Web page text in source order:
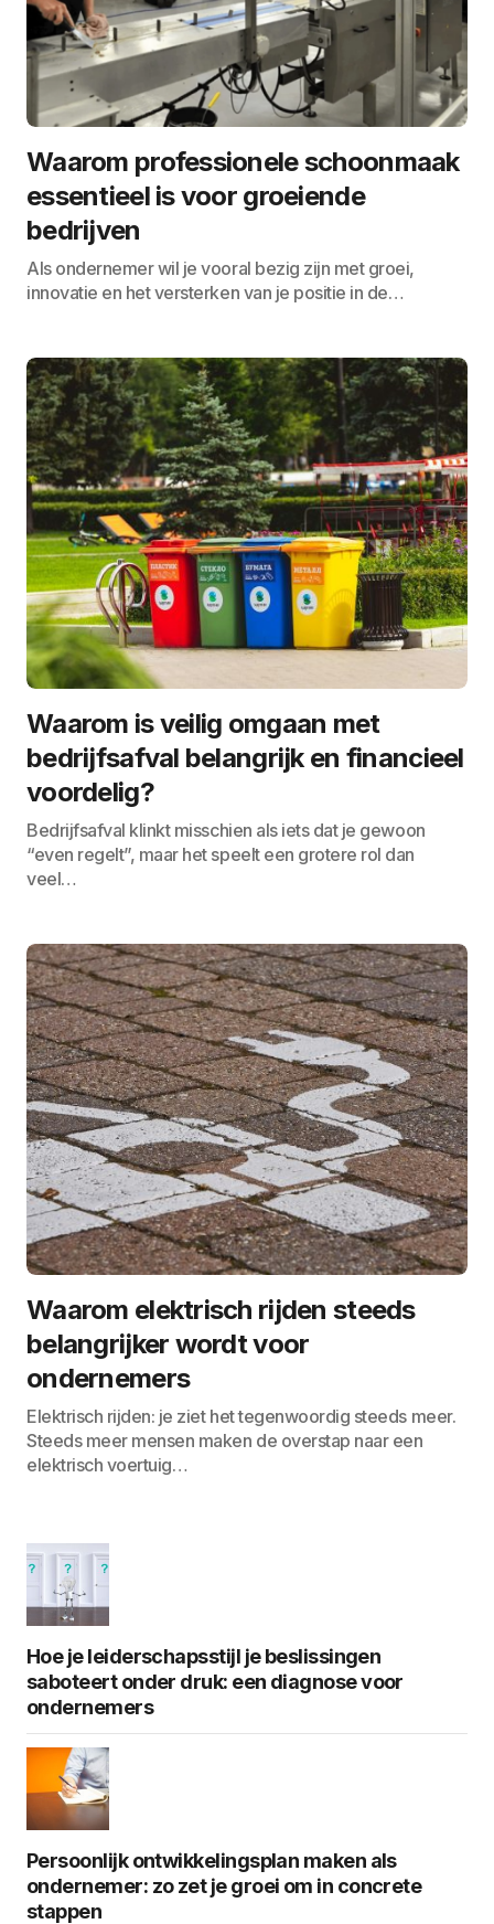
Waarom professionele schoonmaak
essentieel is voor groeiende
bedrijven
Als ondernemer wil je vooral bezig zijn met groei,
innovatie en het versterken van je positie in de…
Waarom is veilig omgaan met
bedrijfsafval belangrijk en financieel
voordelig?
Bedrijfsafval klinkt misschien als iets dat je gewoon
“even regelt”, maar het speelt een grotere rol dan
veel…
Waarom elektrisch rijden steeds
belangrijker wordt voor
ondernemers
Elektrisch rijden: je ziet het tegenwoordig steeds meer.
Steeds meer mensen maken de overstap naar een
elektrisch voertuig…
Hoe je leiderschapsstijl je beslissingen
saboteert onder druk: een diagnose voor
ondernemers
Persoonlijk ontwikkelingsplan maken als
ondernemer: zo zet je groei om in concrete
stappen